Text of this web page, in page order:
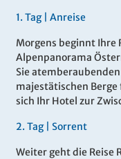
1. Tag | Anreise
Morgens beginnt Ihre
Alpenpanorama
Sie
majestätischen
sich Ihr Hotel zur
2. Tag | Sorrent
Weiter geht die Reise